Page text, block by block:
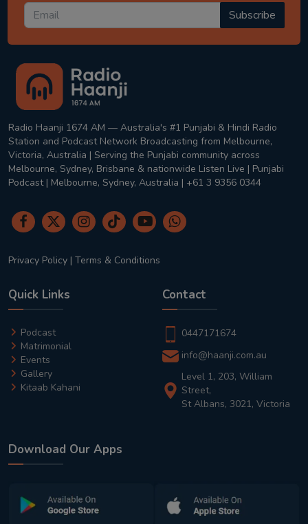
Subscribe
Radio Haanji 1674 AM — Australia's #1 Punjabi & Hindi Radio
Station and Podcast Network Broadcasting from Melbourne,
Victoria, Australia | Serving the Punjabi community across
Melbourne, Sydney, Brisbane & nationwide Listen Live | Punjabi
Podcast | Melbourne, Sydney, Australia | +61 3 9356 0344
Privacy Policy | Terms & Conditions
Quick Links
Podcast
Matrimonial
Events
Gallery
Kitaab Kahani
Contact
0447171674
info@haanji.com.au
Level 1, 203, William
Street,
St Albans, 3021, Victoria
Download Our Apps